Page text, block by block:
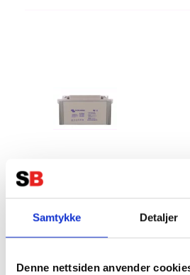
Samtykke Detaljer
Denne nettsiden anvender
VICTRON AGM
Deep Cycle
Tillverkare:VICTRON